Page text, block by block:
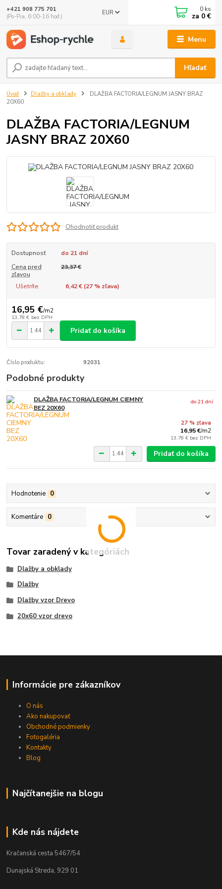
Menu
EUR
Hľadať
+421 908 775 701
(Po-Pia, 6:00-16 hod.)
0 ks
za 0 €
Úvod Dlažby a obklady
DLAŽBA FACTORIA/LEGNUM JASNY BRAZ
20X60
DLAŽBA FACTORIA/LEGNUM
JASNY BRAZ 20X60
Ohodnotiť produkt
Dostupnosť
do 21 dní
Cena pred
zľavou
23,37 €
Ušetríte 6,42 € (27% zľava)
16,95 €/m2
13,78 € bez DPH
Pridať do košíka
Číslo produktu: 92031
Podobné produkty
DLAŽBA FACTORIA/LEGNUM CIEMNY
BEZ 20X60
27 % zľava
16,95 €/m2
13,78 € bez DPH
do 21 dní
Pridať do košíka
Hodnotenie 0
Komentáre 0
Tovar zaradený v kategóriách
Dlažby a obklady
Dlažby
Dlažby vzor Drevo
20x60 vzor drevo
Informácie pre zákazníkov
O nás
Ako nakupovať
Obchodné podmienky
Fotogaléria
Kontakty
Blog
Najčítanejšie na blogu
Kde nás nájdete
Kračanská cesta 5467/54
Dunajská Streda, 929 01